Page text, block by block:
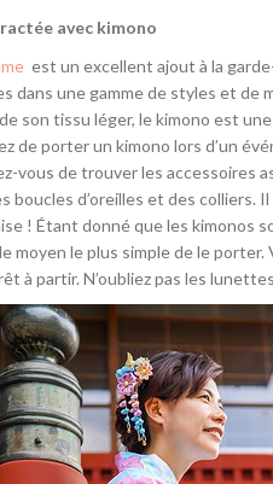
avec kimono
est un excellent ajout à la
dans une gamme de styles et de
son tissu léger, le kimono est
de porter un kimono lors d’un
vous de trouver les accessoires
boucles d’oreilles et des colliers.
! Étant donné que les
moyen le plus simple de le
à partir. N’oubliez pas les